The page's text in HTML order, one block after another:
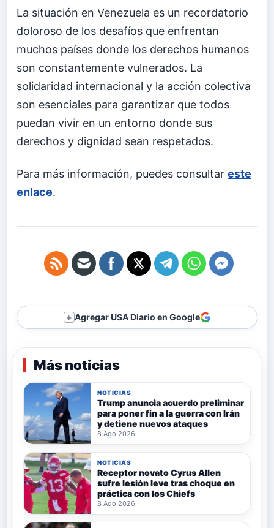
La situación en Venezuela es un recordatorio
doloroso de los desafíos que enfrentan
muchos países donde los derechos humanos
son constantemente vulnerados. La
solidaridad internacional y la acción colectiva
son esenciales para garantizar que todos
puedan vivir en un entorno donde sus
derechos y dignidad sean respetados.
Para más información, puedes consultar este
enlace.
＋ Agregar USA Diario en Google
Más noticias
NOTICIAS
Trump anuncia acuerdo preliminar
para poner fin a la guerra con Irán
y detiene nuevos ataques
8 Ago 2026
NOTICIAS
Receptor novato Cyrus Allen
sufre lesión leve tras choque en
práctica con los Chiefs
8 Ago 2026